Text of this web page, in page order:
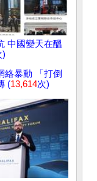
中國變天在醞
)
絡暴動 「打倒
(13,614次)